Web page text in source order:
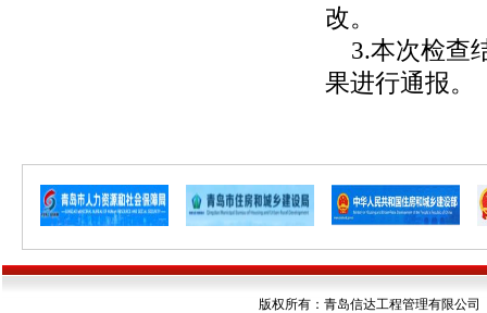
改。
3.本次检查
果进行通报。
版权所有：青岛信达工程管理有限公